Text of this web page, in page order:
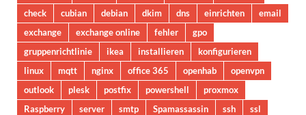
check
cubian debian dkim dns einrichten
email
exchange
exchange online fehler
gpo
gruppenrichtlinie
ikea installieren
konfigurieren
linux
mqtt nginx office 365 openhab
openvpn
outlook
plesk postfix powershell
proxmox
Raspberry
server smtp Spamassassin ssh
ssl